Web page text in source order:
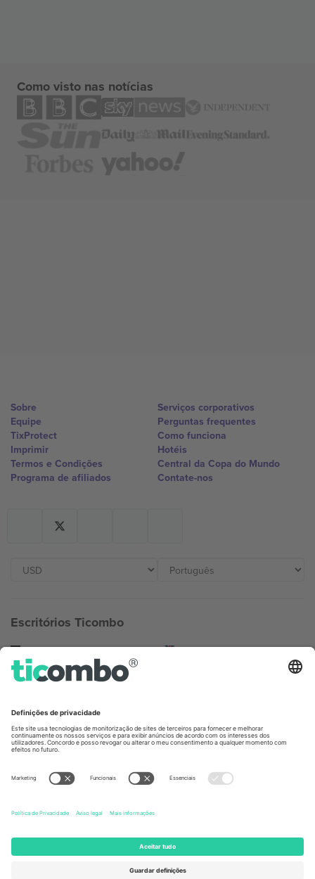
Como visto nas notícias
Sobre
Equipe
TixProtect
Imprimir
Termos e Condições
Programa de afiliados
Serviços corporativos
Perguntas frequentes
Como funciona
Hotéis
Central da Copa do Mundo
Contate-nos
Escritórios Ticombo
Germany
Unter den Linden 24, 10117
Berlin, Germany
United Kingdom
167 City Road, London, Greater
United States
131 Continental Dr, Suite 305,
States
Switzerland
Dorfstrasse 52a, 6390
Bulgaria
Totleben 53-55, 1606 Sofia,
Bulgaria
Building A1, Office 302, Dubai,
United Arab Emirates